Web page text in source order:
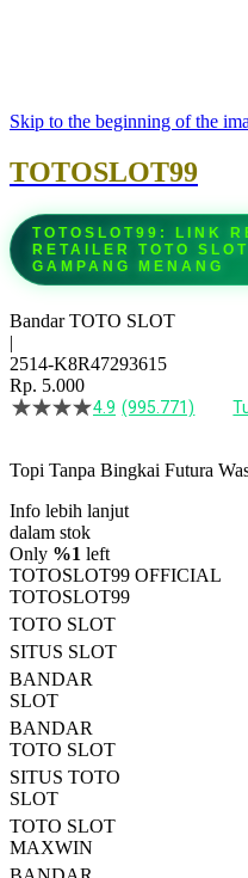
Skip to the beginning of the
TOTOSLOT99
TOTOSLOT99: LINK
RETAILER TOTO
GAMPANG MENANG
Bandar TOTO SLOT
|
2514-K8R47293615
Rp. 5.000
4.5
bintang,
rating
rata-
rata.
Read
13
Reviews.
Tautan
halaman
yang
sama.
4.9 (995.771)
Topi Tanpa Bingkai Futura
Info lebih lanjut
dalam stok
Only %1 left
TOTOSLOT99 OFFICIAL
TOTOSLOT99
TOTO SLOT
SITUS SLOT
BANDAR
SLOT
BANDAR
TOTO SLOT
SITUS TOTO
SLOT
TOTO SLOT
MAXWIN